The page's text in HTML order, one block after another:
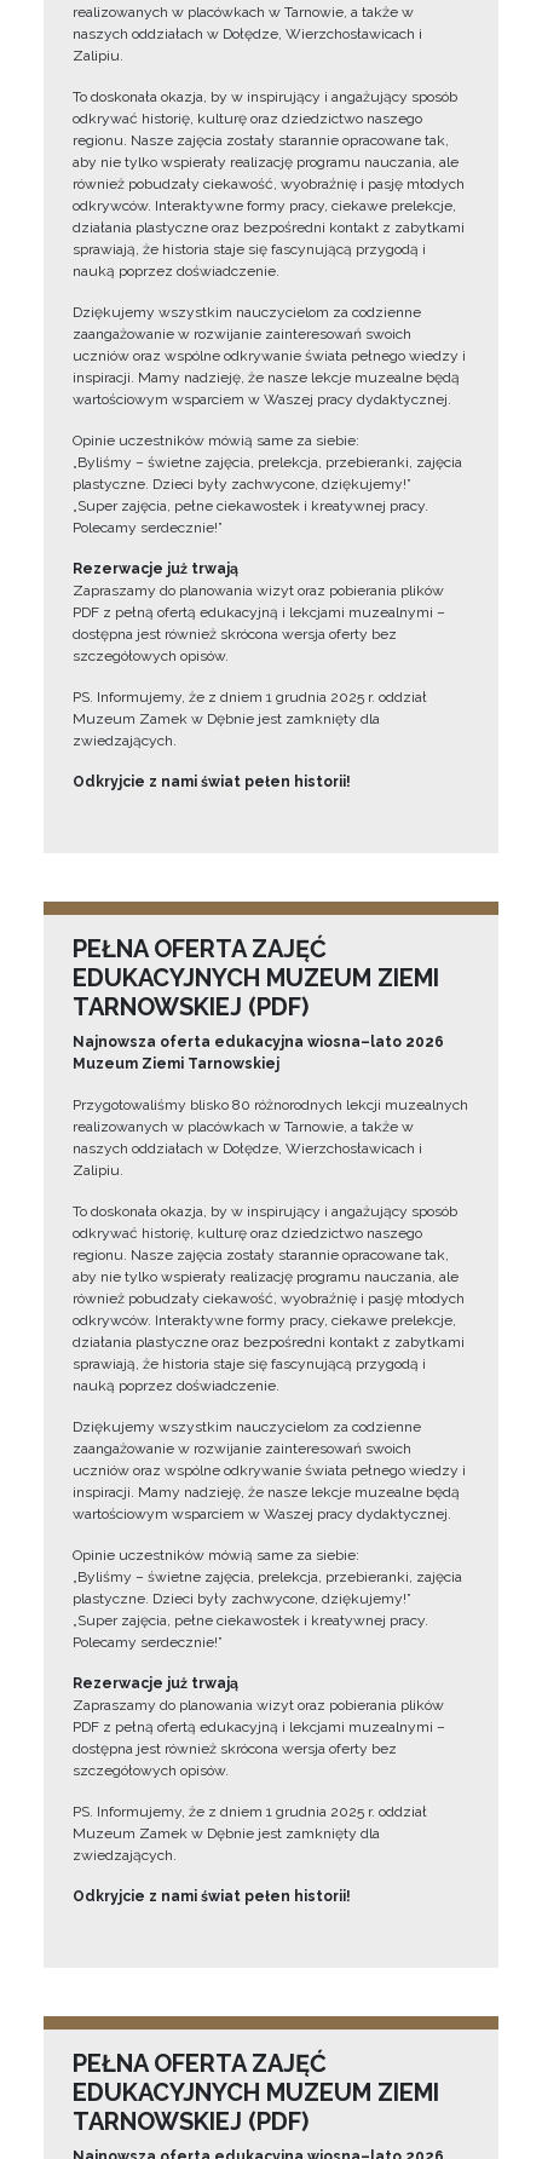
realizowanych w placówkach w Tarnowie, a także w
naszych oddziałach w Dołędze, Wierzchosławicach i
Zalipiu.
To doskonała okazja, by w inspirujący i angażujący sposób
odkrywać historię, kulturę oraz dziedzictwo naszego
regionu. Nasze zajęcia zostały starannie opracowane tak,
aby nie tylko wspierały realizację programu nauczania, ale
również pobudzały ciekawość, wyobraźnię i pasję młodych
odkrywców. Interaktywne formy pracy, ciekawe prelekcje,
działania plastyczne oraz bezpośredni kontakt z zabytkami
sprawiają, że historia staje się fascynującą przygodą i
nauką poprzez doświadczenie.
Dziękujemy wszystkim nauczycielom za codzienne
zaangażowanie w rozwijanie zainteresowań swoich
uczniów oraz wspólne odkrywanie świata pełnego wiedzy i
inspiracji. Mamy nadzieję, że nasze lekcje muzealne będą
wartościowym wsparciem w Waszej pracy dydaktycznej.
Opinie uczestników mówią same za siebie:
„Byliśmy – świetne zajęcia, prelekcja, przebieranki, zajęcia
plastyczne. Dzieci były zachwycone, dziękujemy!”
„Super zajęcia, pełne ciekawostek i kreatywnej pracy.
Polecamy serdecznie!”
Rezerwacje już trwają
Zapraszamy do planowania wizyt oraz pobierania plików
PDF z pełną ofertą edukacyjną i lekcjami muzealnymi –
dostępna jest również skrócona wersja oferty bez
szczegółowych opisów.
PS. Informujemy, że z dniem 1 grudnia 2025 r. oddział
Muzeum Zamek w Dębnie jest zamknięty dla
zwiedzających.
Odkryjcie z nami świat pełen historii!
PEŁNA OFERTA ZAJĘĆ
EDUKACYJNYCH MUZEUM ZIEMI
TARNOWSKIEJ (PDF)
Najnowsza oferta edukacyjna wiosna–lato 2026
Muzeum Ziemi Tarnowskiej
Przygotowaliśmy blisko 80 różnorodnych lekcji muzealnych
realizowanych w placówkach w Tarnowie, a także w
naszych oddziałach w Dołędze, Wierzchosławicach i
Zalipiu.
To doskonała okazja, by w inspirujący i angażujący sposób
odkrywać historię, kulturę oraz dziedzictwo naszego
regionu. Nasze zajęcia zostały starannie opracowane tak,
aby nie tylko wspierały realizację programu nauczania, ale
również pobudzały ciekawość, wyobraźnię i pasję młodych
odkrywców. Interaktywne formy pracy, ciekawe prelekcje,
działania plastyczne oraz bezpośredni kontakt z zabytkami
sprawiają, że historia staje się fascynującą przygodą i
nauką poprzez doświadczenie.
Dziękujemy wszystkim nauczycielom za codzienne
zaangażowanie w rozwijanie zainteresowań swoich
uczniów oraz wspólne odkrywanie świata pełnego wiedzy i
inspiracji. Mamy nadzieję, że nasze lekcje muzealne będą
wartościowym wsparciem w Waszej pracy dydaktycznej.
Opinie uczestników mówią same za siebie:
„Byliśmy – świetne zajęcia, prelekcja, przebieranki, zajęcia
plastyczne. Dzieci były zachwycone, dziękujemy!”
„Super zajęcia, pełne ciekawostek i kreatywnej pracy.
Polecamy serdecznie!”
Rezerwacje już trwają
Zapraszamy do planowania wizyt oraz pobierania plików
PDF z pełną ofertą edukacyjną i lekcjami muzealnymi –
dostępna jest również skrócona wersja oferty bez
szczegółowych opisów.
PS. Informujemy, że z dniem 1 grudnia 2025 r. oddział
Muzeum Zamek w Dębnie jest zamknięty dla
zwiedzających.
Odkryjcie z nami świat pełen historii!
PEŁNA OFERTA ZAJĘĆ
EDUKACYJNYCH MUZEUM ZIEMI
TARNOWSKIEJ (PDF)